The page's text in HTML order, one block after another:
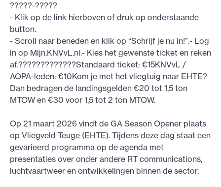
?????-?????
- Klik op de link hierboven of druk op onderstaande
button.
- Scroll naar beneden en klik op “Schrijf je nu in!”.- Log
in op Mijn.KNVvL.nl.- Kies het gewenste ticket en reken
af.?????????????Standaard ticket: €15KNVvL /
AOPA-leden: €10Kom je met het vliegtuig naar EHTE?
Dan bedragen de landingsgelden €20 tot 1,5 ton
MTOW en €30 voor 1,5 tot 2 ton MTOW.
Op 21 maart 2026 vindt de GA Season Opener plaats
op Vliegveld Teuge (EHTE). Tijdens deze dag staat een
gevarieerd programma op de agenda met
presentaties over onder andere RT communications,
luchtvaartweer en ontwikkelingen binnen de sector.